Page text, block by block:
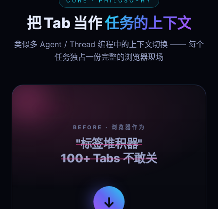
把 Tab 当作任务的上下文
类似多 Agent / Thread 编程中的上下文切换 —— 每个
任务独占一份完整的浏览器现场
BEFORE · 浏览器作为
"标签堆积器"
100+ Tabs 不敢关